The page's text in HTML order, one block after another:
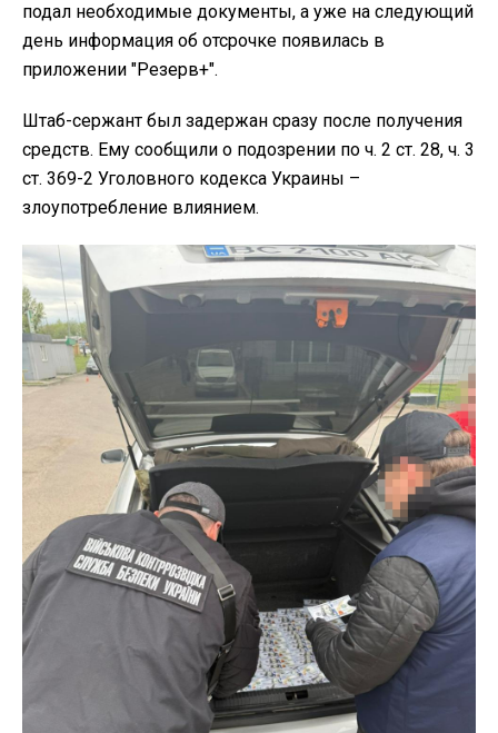
подал необходимые документы, а уже на следующий
день информация об отсрочке появилась в
приложении "Резерв+".
Штаб-сержант был задержан сразу после получения
средств. Ему сообщили о подозрении по ч. 2 ст. 28, ч. 3
ст. 369-2 Уголовного кодекса Украины –
злоупотребление влиянием.